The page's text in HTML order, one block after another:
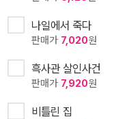
나일에서 죽다
판매가 7,020원
흑사관 살인사건
판매가 7,920원
비틀린 집